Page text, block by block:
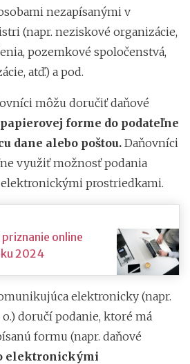
nezapísanými v
(napr. neziskové organizácie,
pozemkové spoločenstvá,
atď.) a pod.
môžu doručiť daňové
forme do podateľne
dane alebo poštou. Daňovníci
využiť možnosť podania
prostriedkami.
online
2024
elektronicky (napr.
doručí podanie, ktoré má
formu (napr. daňové
elektronickými